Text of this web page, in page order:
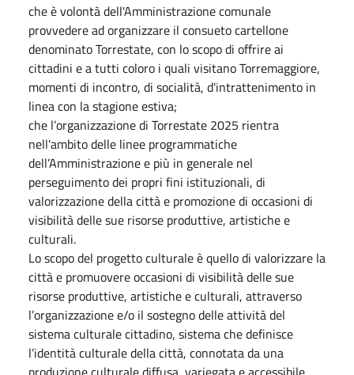
che è volontà dell'Amministrazione comunale
provvedere ad organizzare il consueto cartellone
denominato Torrestate, con lo scopo di offrire ai
cittadini e a tutti coloro i quali visitano Torremaggiore,
momenti di incontro, di socialità, d'intrattenimento in
linea con la stagione estiva;
che l’organizzazione di Torrestate 2025 rientra
nell'ambito delle linee programmatiche
dell’Amministrazione e più in generale nel
perseguimento dei propri fini istituzionali, di
valorizzazione della città e promozione di occasioni di
visibilità delle sue risorse produttive, artistiche e
culturali.
Lo scopo del progetto culturale è quello di valorizzare la
città e promuovere occasioni di visibilità delle sue
risorse produttive, artistiche e culturali, attraverso
l’organizzazione e/o il sostegno delle attività del
sistema culturale cittadino, sistema che definisce
l’identità culturale della città, connotata da una